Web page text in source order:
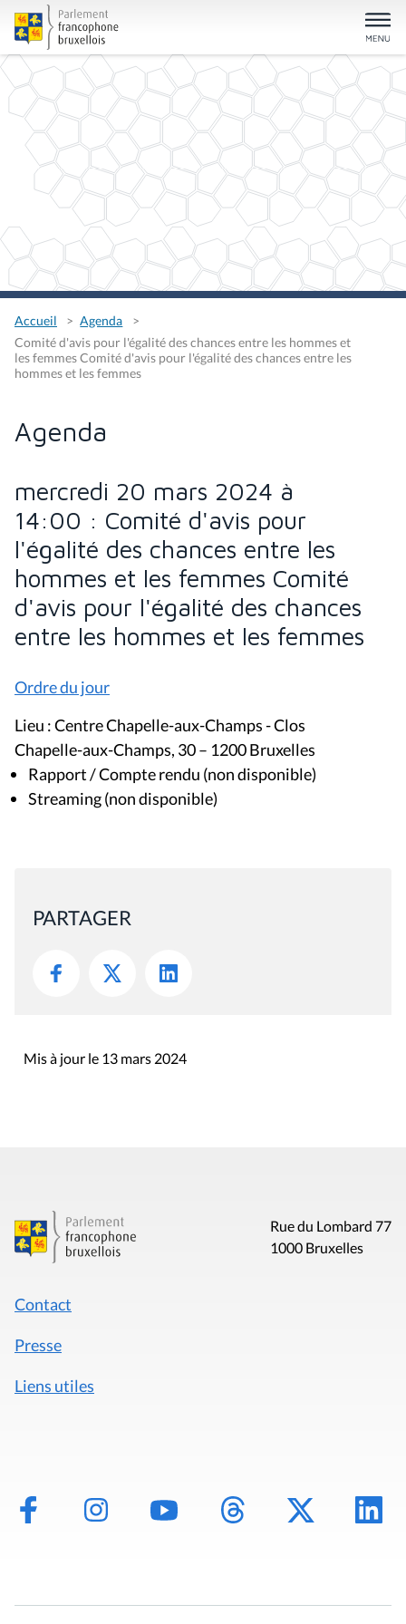
Accueil
Agenda
Comité d'avis pour l'égalité des chances entre les hommes et
les femmes Comité d'avis pour l'égalité des chances entre les
hommes et les femmes
Agenda
mercredi 20 mars 2024 à
14:00 : Comité d'avis pour
l'égalité des chances entre les
hommes et les femmes Comité
d'avis pour l'égalité des chances
entre les hommes et les femmes
Ordre du jour
Lieu : Centre Chapelle-aux-Champs - Clos
Chapelle-aux-Champs, 30 – 1200 Bruxelles
Rapport / Compte rendu (non disponible)
Streaming (non disponible)
PARTAGER
Mis à jour le 13 mars 2024
Rue du Lombard 77
1000 Bruxelles
Contact
Presse
Liens utiles